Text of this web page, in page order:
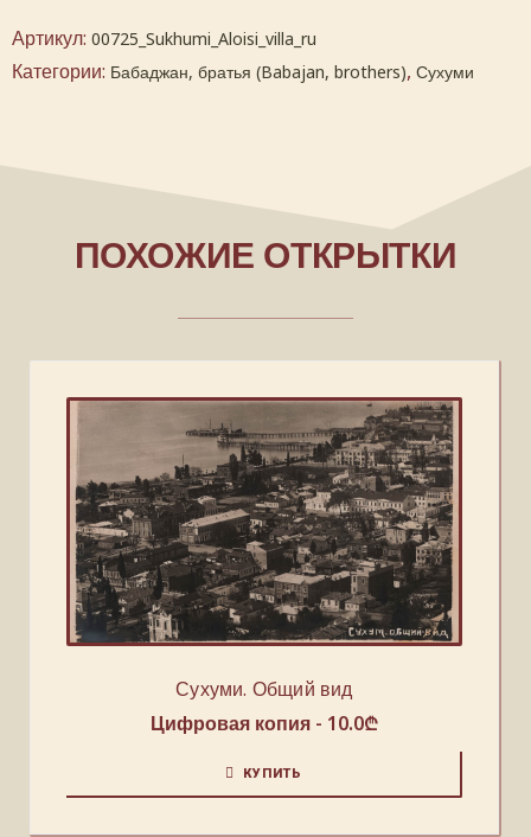
Артикул: 00725_Sukhumi_Aloisi_villa_ru
Категории: Бабаджан, братья (Babajan, brothers), Сухуми
ПОХОЖИЕ ОТКРЫТКИ
Сухуми. Общий вид
Цифровая копия - 10.0₾
КУПИТЬ